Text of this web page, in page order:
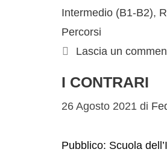
Intermedio (B1-B2),
Percorsi
Lascia un
I CONTRARI
26 Agosto 2021 di
Pubblico: Scuola